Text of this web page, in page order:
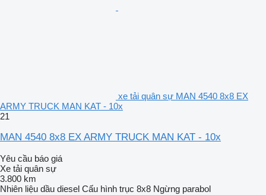
xe tải quân sự MAN 4540 8x8 EX
ARMY TRUCK MAN KAT - 10x
21
MAN 4540 8x8 EX ARMY TRUCK MAN KAT - 10x
Yêu cầu báo giá
Xe tải quân sự
3.800 km
Nhiên liệu dầu diesel Cấu hình trục 8x8 Ngừng parabol